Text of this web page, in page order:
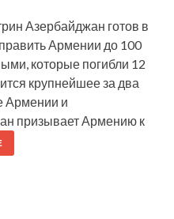
Азербайджан готов в
Армении до 100
которые погибли 12
крупнейшее за два
Армении и
призывает Армению к